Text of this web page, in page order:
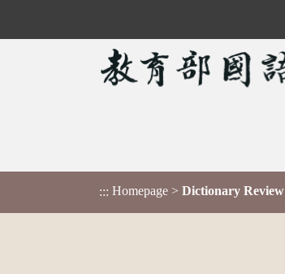
::: Homepage > Dictionary Review